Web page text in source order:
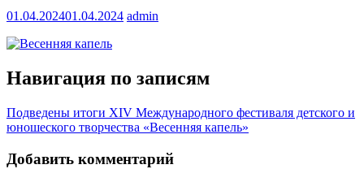
01.04.202401.04.2024 admin
Навигация по записям
Подведены итоги XIV Международного фестиваля детского и
юношеского творчества «Весенняя капель»
Добавить комментарий